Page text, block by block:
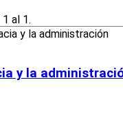
al 1.
y la